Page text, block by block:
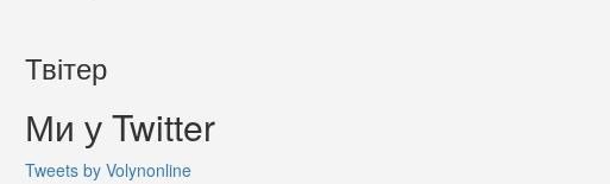
Твітер
Ми у Twitter
Tweets by Volynonline